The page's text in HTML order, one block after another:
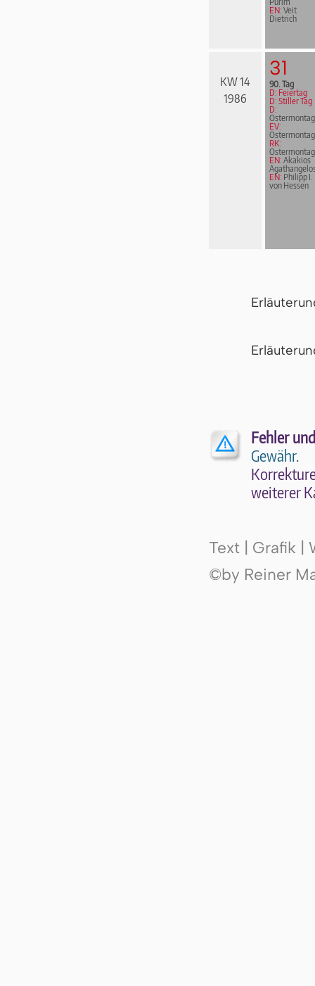
EN: Veit
Dietrich
KW 14
1986
31
90. Tag
D: Feiertag
D: Stiller Tag
D:
Ostermontag
EV:
Ostermontag
RK:
Ostermontag
EN: Akakios
EN: Philipp I.
von Hessen
Fehler
Gewähr.
wei­te­rer
Text | Grafik |
©by Reiner